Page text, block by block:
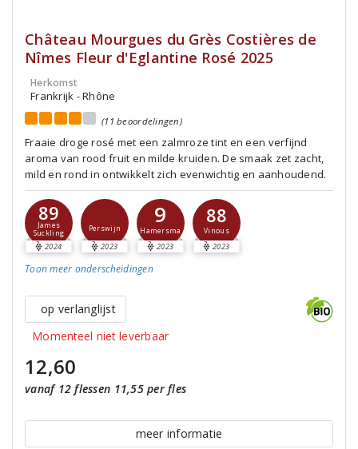
Château Mourgues du Grès Costières de
Nîmes Fleur d'Eglantine Rosé 2025
Herkomst
Frankrijk - Rhône
(11 beoordelingen)
Fraaie droge rosé met een zalmroze tint en een verfijnd
aroma van rood fruit en milde kruiden. De smaak zet zacht,
mild en rond in ontwikkelt zich evenwichtig en aanhoudend.
89
James
Suckling
2024
Perswijn
2023
9
Hamersma
2023
88
Vinous
2023
Toon meer onderscheidingen
op verlanglijst
Momenteel niet leverbaar
12,60
vanaf 12 flessen 11,55 per fles
meer informatie